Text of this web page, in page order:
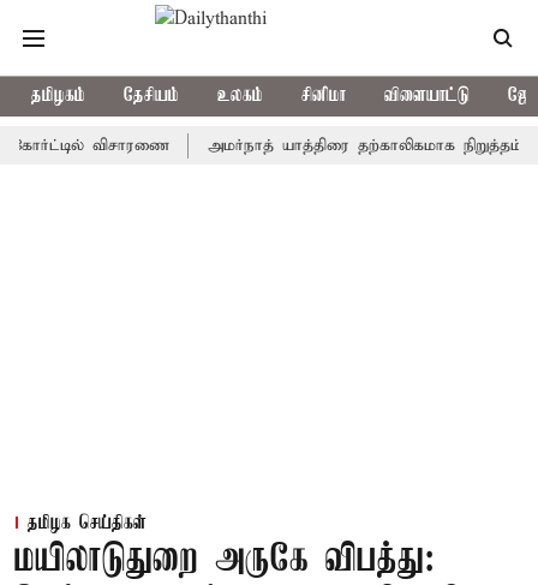
தமிழகம் தேசியம் உலகம் சினிமா விளையாட்டு
விசாரணை அமர்நாத் யாத்திரை தற்காலிகமாக நிறுத்தம்
தமிழக செய்திகள்
மயிலாடுதுறை அருகே விபத்து: